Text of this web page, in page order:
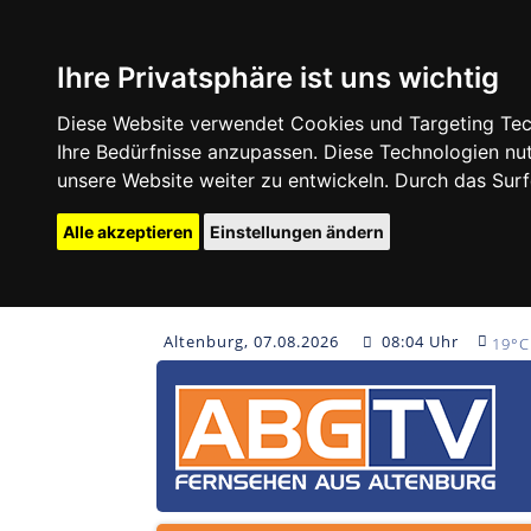
Ihre Privatsphäre ist uns wichtig
Diese Website verwendet Cookies und Targeting
Ihre Bedürfnisse anzupassen. Diese Technologien
unsere Website weiter zu entwickeln. Durch das
Alle akzeptieren Einstellungen ändern
Altenburg, 07.08.2026 08:04 Uhr 19°C